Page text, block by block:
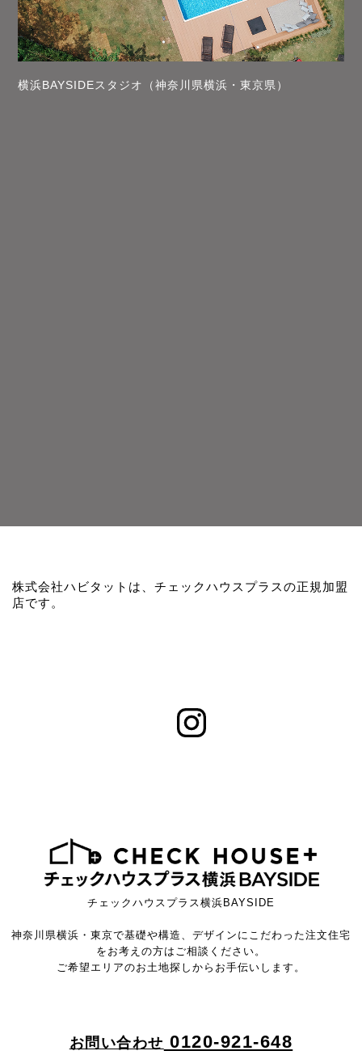
横浜BAYSIDEスタジオ（神奈川県横浜・東京県）
株式会社ハビタットは、チェックハウスプラスの正規加盟
店です。
チェックハウスプラス横浜BAYSIDE
神奈川県横浜・東京で基礎や構造、デザインにこだわった注文住宅
をお考えの方はご相談ください。
ご希望エリアのお土地探しからお手伝いします。
お問い合わせ 0120-921-648